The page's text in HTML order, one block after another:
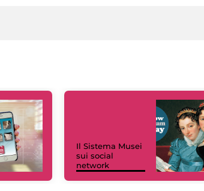
Il Sistema Musei
sui social
network